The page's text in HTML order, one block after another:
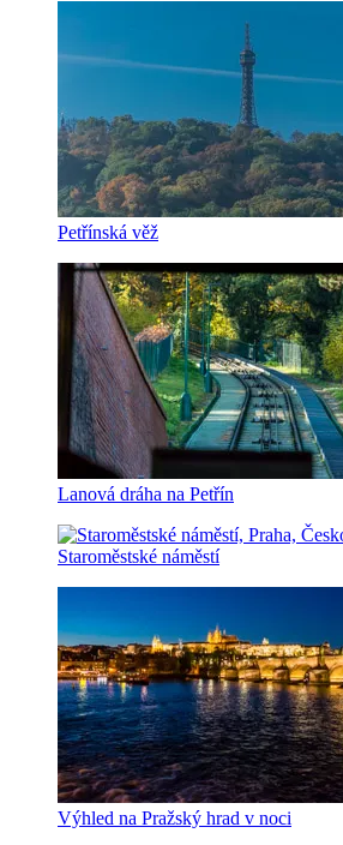
Petřínská věž
Lanová dráha na Petřín
Staroměstské náměstí
Výhled na Pražský hrad v noci